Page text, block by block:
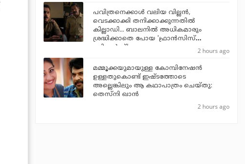
പവിത്രനെക്കാള്‍ വലിയ വില്ലന്‍,
വെടക്കാക്കി തനിക്കാക്കുന്നതില്‍
കില്ലാഡി... ബാലനില്‍ അധികമാരും
ശ്രദ്ധിക്കാതെ പോയ 'ഫ്രാന്‍സിസ്
ബ്രില്യന്‍സ്'
2 hours ago
മമ്മൂക്കയുമായുള്ള കോമ്പിനേഷൻ
ഉള്ളതുകൊണ്ട് ഇഷ്ടത്തോടെ
അല്ലെങ്കിലും ആ കഥാപാത്രം ചെയ്തു:
തെസ്നി ഖാൻ
2 hours ago